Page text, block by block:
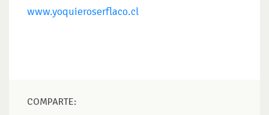
www.yoquieroserflaco.cl
COMPARTE: